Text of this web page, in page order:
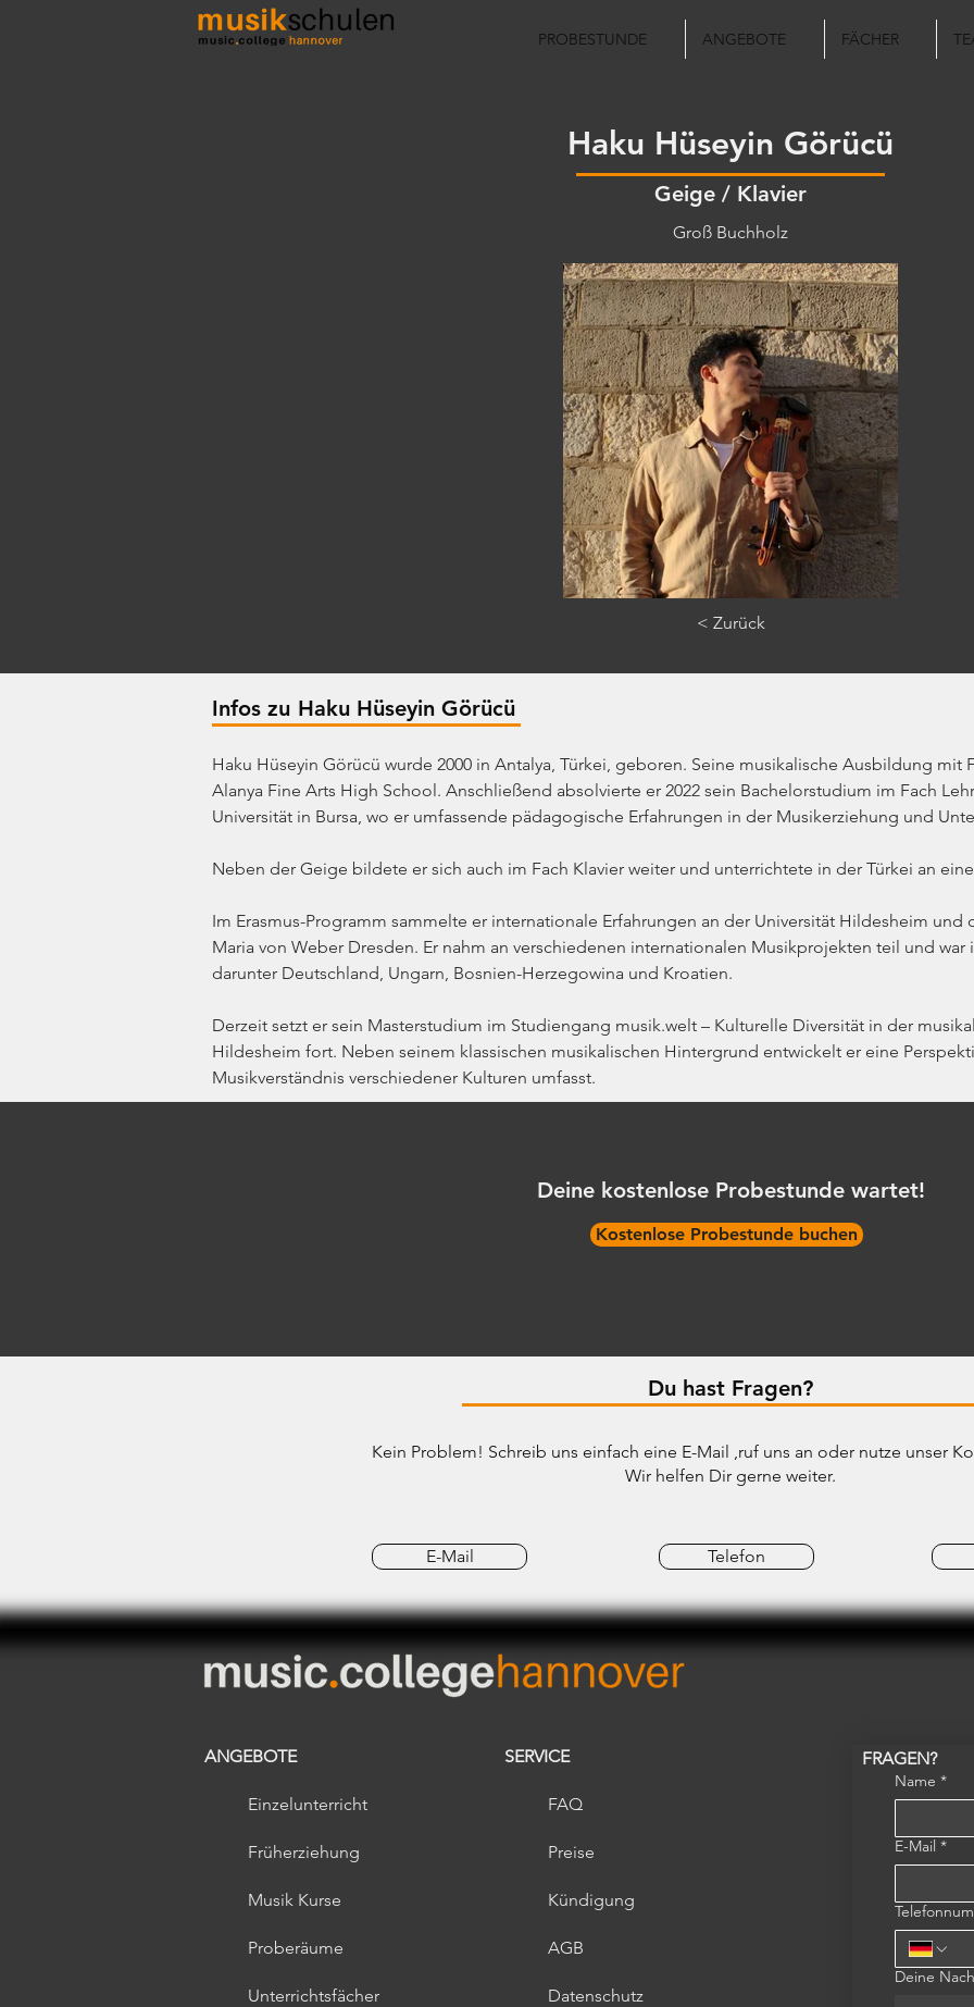
PROBESTUNDE ANGEBOTE FÄCHER
Haku Hüseyin Görücü
Geige / Klavier
Groß Buchholz
< Zurück
Infos zu Haku Hüseyin Görücü
Haku Hüseyin Görücü wurde 2000 in Antalya, Türkei, geboren. Seine musikalische Ausbildung mit
Alanya Fine Arts High School. Anschließend absolvierte er 2022 sein Bachelorstudium im Fach
Universität in Bursa, wo er umfassende pädagogische Erfahrungen in der Musikerziehung und
Neben der Geige bildete er sich auch im Fach Klavier weiter und unterrichtete in der Türkei an
Im Erasmus-Programm sammelte er internationale Erfahrungen an der Universität Hildesheim und
Maria von Weber Dresden. Er nahm an verschiedenen internationalen Musikprojekten teil und war
darunter Deutschland, Ungarn, Bosnien-Herzegowina und Kroatien.
Derzeit setzt er sein Masterstudium im Studiengang musik.welt – Kulturelle Diversität in der
Hildesheim fort. Neben seinem klassischen musikalischen Hintergrund entwickelt er eine
Musikverständnis verschiedener Kulturen umfasst.
Deine kostenlose Probestunde wartet!
Kostenlose Probestunde buchen
Du hast Fragen?
Kein Problem! Schreib uns einfach eine E-Mail ,ruf uns an oder nutze unser
Wir helfen Dir gerne weiter.
E-Mail Telefon
ANGEBOTE
Einzelunterricht
Früherziehung​
Musik Kurse
Proberäume
Unterrichtsfächer
SERVICE
FAQ
Preise
Kündigung
AGB
Datenschutz
FRAGEN?
Name *
E-Mail *
Deine